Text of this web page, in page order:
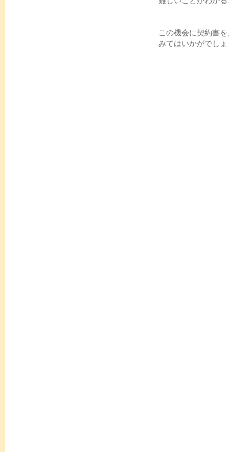
この機会に契約書
みてはいかがでし